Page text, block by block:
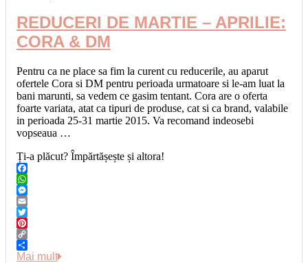
REDUCERI DE MARTIE – APRILIE:
CORA & DM
Pentru ca ne place sa fim la curent cu reducerile, au aparut
ofertele Cora si DM pentru perioada urmatoare si le-am luat la
bani marunti, sa vedem ce gasim tentant. Cora are o oferta
foarte variata, atat ca tipuri de produse, cat si ca brand, valabile
in perioada 25-31 martie 2015. Va recomand indeosebi
vopseaua …
Ți-a plăcut? Împărtășește și altora!
Facebook
WhatsApp
Messenger
Email
Twitter
Pinterest
Copy
Link
Share
Mai mult